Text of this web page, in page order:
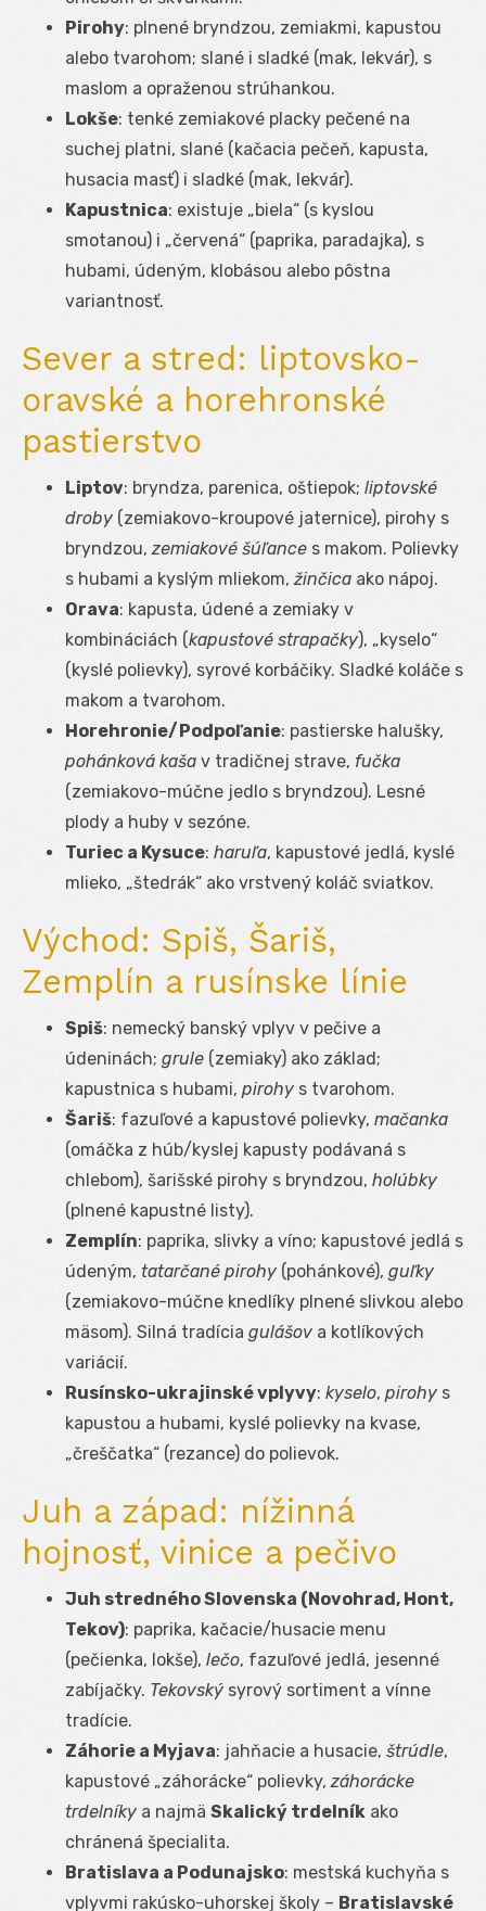
Pirohy: plnené bryndzou, zemiakmi, kapustou
alebo tvarohom; slané i sladké (mak, lekvár), s
maslom a opraženou strúhankou.
Lokše: tenké zemiakové placky pečené na
suchej platni, slané (kačacia pečeň, kapusta,
husacia masť) i sladké (mak, lekvár).
Kapustnica: existuje „biela“ (s kyslou
smotanou) i „červená“ (paprika, paradajka), s
hubami, údeným, klobásou alebo pôstna
variantnosť.
Sever a stred: liptovsko-
oravské a horehronské
pastierstvo
Liptov: bryndza, parenica, oštiepok; liptovské
droby (zemiakovo-kroupové jaternice), pirohy s
bryndzou,zemiakové šúľance s makom. Polievky
s hubami a kyslým mliekom,žinčica ako nápoj.
Orava: kapusta, údené a zemiaky v
kombináciách (kapustové strapačky), „kyselo“
(kyslé polievky), syrové korbáčiky. Sladké koláče s
makom a tvarohom.
Horehronie/Podpoľanie: pastierske halušky,
pohánková kaša v tradičnej strave, fučka
(zemiakovo-múčne jedlo s bryndzou). Lesné
plody a huby v sezóne.
Turiec a Kysuce: haruľa, kapustové jedlá, kyslé
mlieko, „štedrák“ ako vrstvený koláč sviatkov.
Východ: Spiš, Šariš,
Zemplín a rusínske línie
Spiš: nemecký banský vplyv v pečive a
údeninách; grule (zemiaky) ako základ;
kapustnica s hubami, pirohy s tvarohom.
Šariš: fazuľové a kapustové polievky, mačanka
(omáčka z húb/kyslej kapusty podávaná s
chlebom), šarišské pirohy s bryndzou, holúbky
(plnené kapustné listy).
Zemplín: paprika, slivky a víno; kapustové jedlá s
údeným, tatarčané pirohy (pohánkové), guľky
(zemiakovo-múčne knedlíky plnené slivkou alebo
mäsom). Silná tradícia gulášov a kotlíkových
variácií.
Rusínsko-ukrajinské vplyvy: kyselo, pirohy s
kapustou a hubami, kyslé polievky na kvase,
„čreščatka“ (rezance) do polievok.
Juh a západ: nížinná
hojnosť, vinice a pečivo
Juh stredného Slovenska (Novohrad, Hont,
Tekov): paprika, kačacie/husacie menu
(pečienka, lokše), lečo, fazuľové jedlá, jesenné
zabíjačky. Tekovský syrový sortiment a vínne
tradície.
Záhorie a Myjava: jahňacie a husacie, štrúdle,
kapustové „záhorácke“ polievky,záhorácke
trdelníky a najmä Skalický trdelník ako
chránená špecialita.
Bratislava a Podunajsko: mestská kuchyňa s
vplyvmi rakúsko-uhorskej školy – Bratislavské